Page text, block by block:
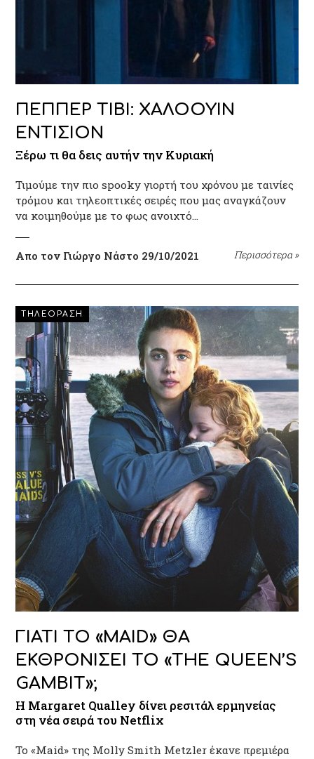
ΠΕΠΠΕΡ ΤΙΒΙ: ΧΑΛΟΟΥΙΝ
ΕΝΤΙΣΙΟΝ
Ξέρω τι θα δεις αυτήν την Κυριακή
Τιμούμε την πιο spooky γιορτή του χρόνου με ταινίες
τρόμου και τηλεοπτικές σειρές που μας αναγκάζουν
να κοιμηθούμε με το φως ανοιχτό...
Απο τον Γιώργο Νάστο 29/10/2021 Περισσότερα »
ΤΗΛΕΟΡΑΣΗ
ΓΙΑΤΙ ΤΟ «MAID» ΘΑ
ΕΚΘΡΟΝΙΣΕΙ ΤΟ «THE QUEEN’S
GAMBIT»;
Η Margaret Qualley δίνει ρεσιτάλ ερμηνείας
στη νέα σειρά του Netflix
Το «Maid» της Molly Smith Metzler έκανε πρεμιέρα